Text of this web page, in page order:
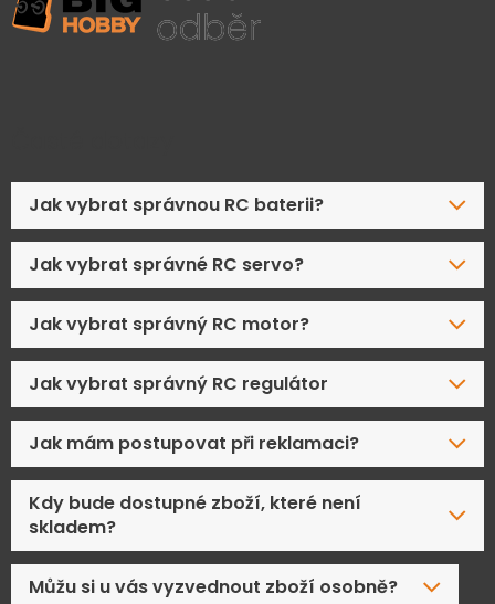
Jak vybrat správnou RC baterii?
Jak vybrat správné RC servo?
Jak vybrat správný RC motor?
Jak vybrat správný RC regulátor
Jak mám postupovat při reklamaci?
Kdy bude dostupné zboží, které není
skladem?
Můžu si u vás vyzvednout zboží osobně?